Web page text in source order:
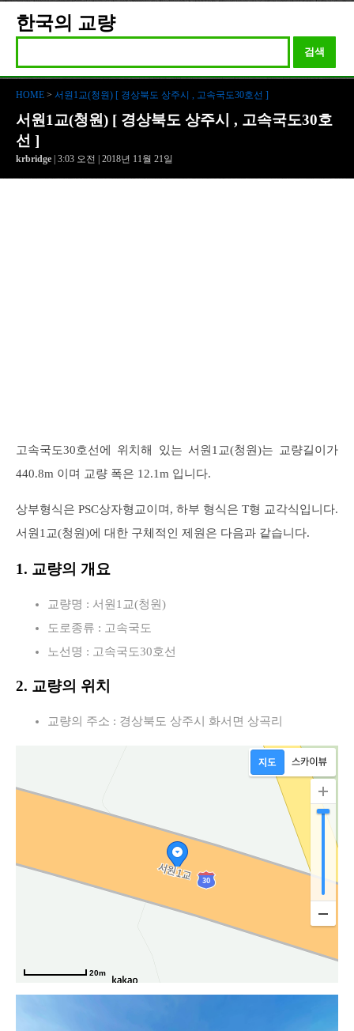
한국의 교량
검색
HOME > 서원1교(청원) [ 경상북도 상주시 , 고속국도30호선 ]
서원1교(청원) [ 경상북도 상주시 , 고속국도30호
선 ]
krbridge | 3:03 오전 | 2018년 11월 21일
고속국도30호선에 위치해 있는 서원1교(청원)는 교량길이가
440.8m 이며 교량 폭은 12.1m 입니다.
상부형식은 PSC상자형교이며, 하부 형식은 T형 교각식입니다.
서원1교(청원)에 대한 구체적인 제원은 다음과 같습니다.
1. 교량의 개요
교량명 : 서원1교(청원)
도로종류 : 고속국도
노선명 : 고속국도30호선
2. 교량의 위치
교량의 주소 : 경상북도 상주시 화서면 상곡리
20m